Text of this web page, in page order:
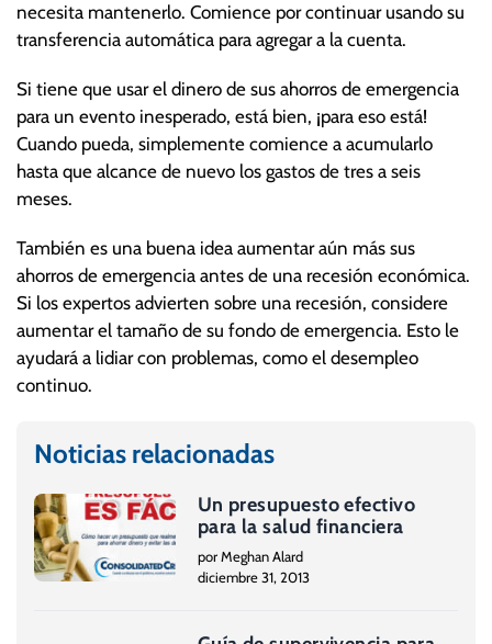
necesita mantenerlo. Comience por continuar usando su
transferencia automática para agregar a la cuenta.
Si tiene que usar el dinero de sus ahorros de emergencia
para un evento inesperado, está bien, ¡para eso está!
Cuando pueda, simplemente comience a acumularlo
hasta que alcance de nuevo los gastos de tres a seis
meses.
También es una buena idea aumentar aún más sus
ahorros de emergencia antes de una recesión económica.
Si los expertos advierten sobre una recesión, considere
aumentar el tamaño de su fondo de emergencia. Esto le
ayudará a lidiar con problemas, como el desempleo
continuo.
Noticias relacionadas
Un presupuesto efectivo
para la salud financiera
por Meghan Alard
diciembre 31, 2013